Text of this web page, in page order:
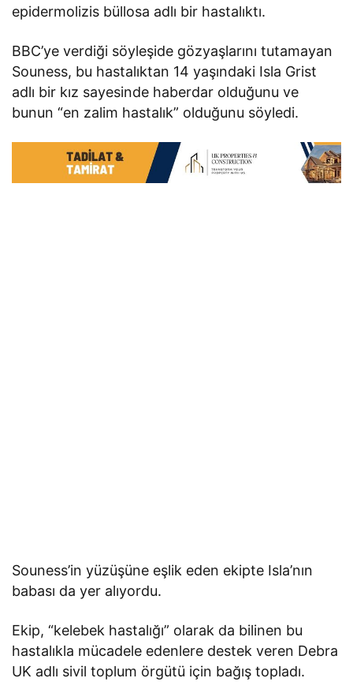
epidermolizis büllosa adlı bir hastalıktı.
BBC’ye verdiği söyleşide gözyaşlarını tutamayan
Souness, bu hastalıktan 14 yaşındaki Isla Grist
adlı bir kız sayesinde haberdar olduğunu ve
bunun “en zalim hastalık” olduğunu söyledi.
Souness’in yüzüşüne eşlik eden ekipte Isla’nın
babası da yer alıyordu.
Ekip, “kelebek hastalığı” olarak da bilinen bu
hastalıkla mücadele edenlere destek veren Debra
UK adlı sivil toplum örgütü için bağış topladı.